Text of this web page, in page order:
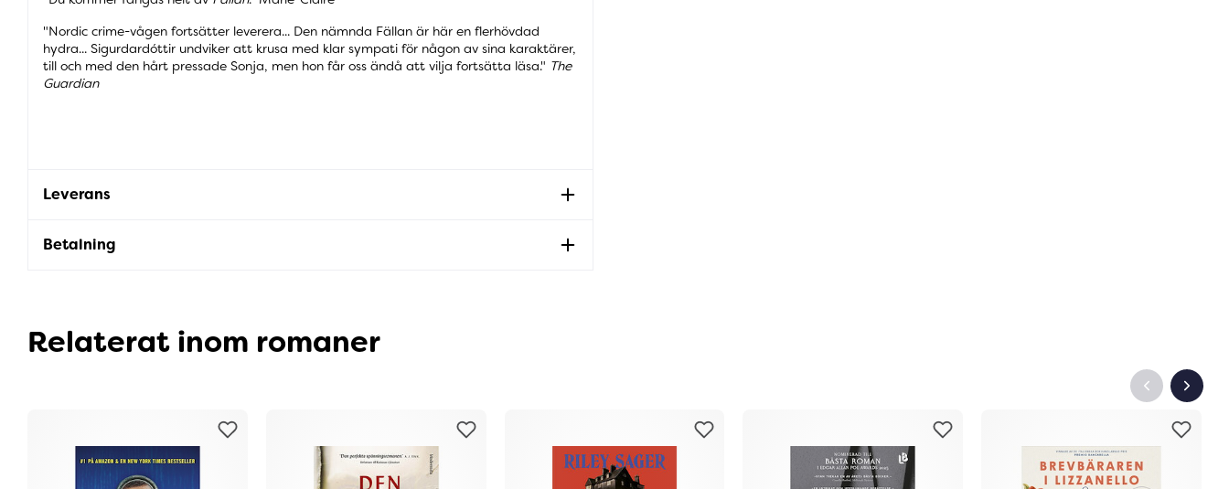
"Nordic crime-vågen fortsätter leverera... Den nämnda Fällan är här en flerhövdad
hydra... Sigurdardóttir undviker att krusa med klar sympati för någon av sina karaktärer,
till och med den hårt pressade Sonja, men hon får oss ändå att vilja fortsätta läsa." The
Guardian
Leverans
Betalning
Relaterat inom romaner